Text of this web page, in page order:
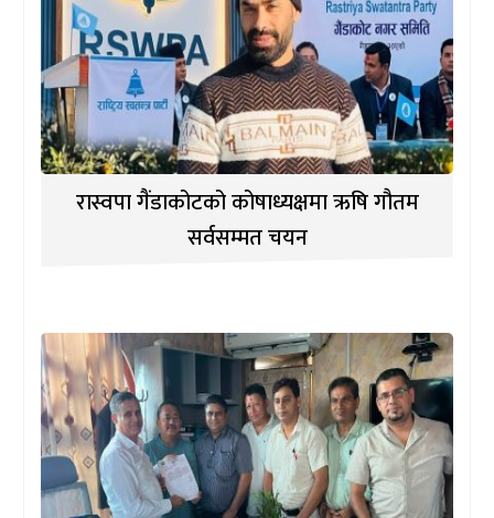
रास्वपा गैंडाकोटको कोषाध्यक्षमा ऋषि गौतम
सर्वसम्मत चयन